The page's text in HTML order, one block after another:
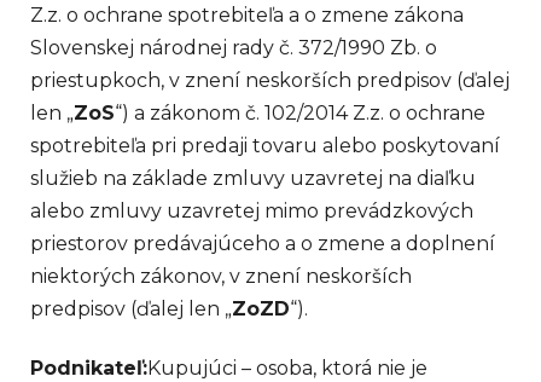
Z.z. o ochrane spotrebiteľa a o zmene zákona
Slovenskej národnej rady č. 372/1990 Zb. o
priestupkoch, v znení neskorších predpisov (ďalej
len „ZoS“) a zákonom č. 102/2014 Z.z. o ochrane
spotrebiteľa pri predaji tovaru alebo poskytovaní
služieb na základe zmluvy uzavretej na diaľku
alebo zmluvy uzavretej mimo prevádzkových
priestorov predávajúceho a o zmene a doplnení
niektorých zákonov, v znení neskorších
predpisov (ďalej len „ZoZD“).
Podnikateľ:Kupujúci – osoba, ktorá nie je